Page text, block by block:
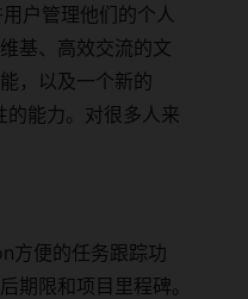
户管理他们的个人
基、高效交流的文
，以及一个新的
能力。对很多人来
方便的任务跟踪功
期限和项目里程碑。